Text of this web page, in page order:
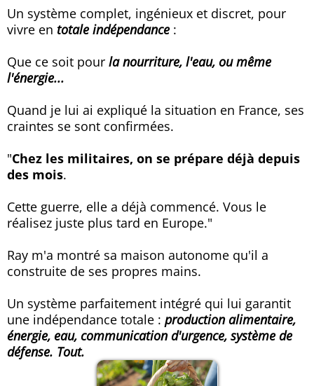
Un système complet, ingénieux et discret, pour
vivre en totale indépendance:
Que ce soit pour la nourriture, l'eau, ou même
l'énergie...
Quand je lui ai expliqué la situation en France, ses
craintes se sont confirmées.
"Chez les militaires, on se prépare déjà depuis
des mois.
Cette guerre, elle a déjà commencé. Vous le
réalisez juste plus tard en Europe."
Ray m'a montré sa maison autonome qu'il a
construite de ses propres mains.
Un système parfaitement intégré qui lui garantit
une indépendance totale : production alimentaire,
énergie, eau, communication d'urgence, système de
défense. Tout.